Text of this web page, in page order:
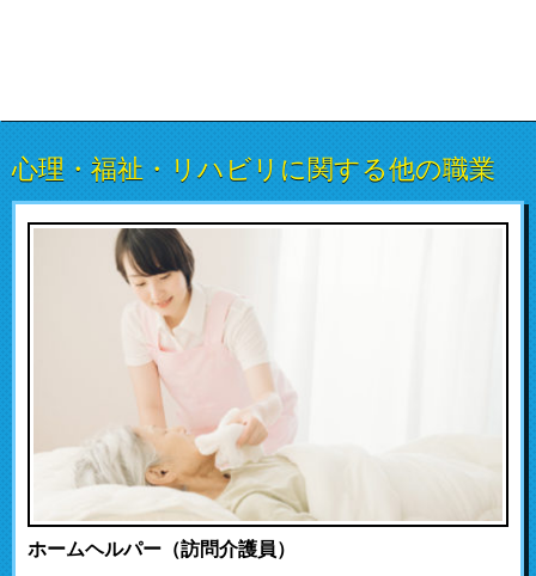
心理・福祉・リハビリに関する他の職業
ホームヘルパー（訪問介護員）